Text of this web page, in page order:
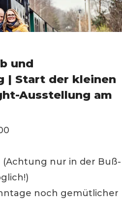
und
| Start der kleinen
Ausstellung am
(Achtung nur in der Buß-
noch gemütlicher